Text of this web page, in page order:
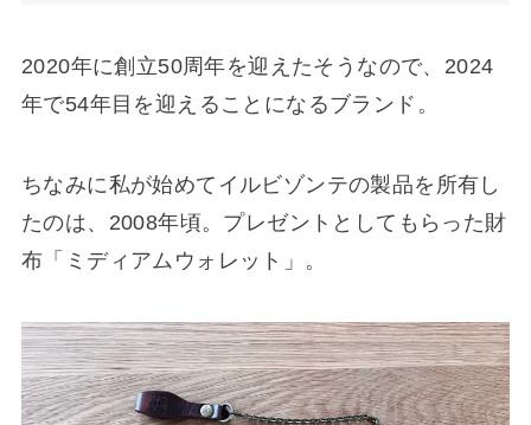
2020年に創立50周年を迎えたそうなので、2024
年で54年目を迎えることになるブランド。
ちなみに私が始めてイルビゾンテの製品を所有し
たのは、2008年頃。プレゼントとしてもらった財
布「ミディアムウォレット」。